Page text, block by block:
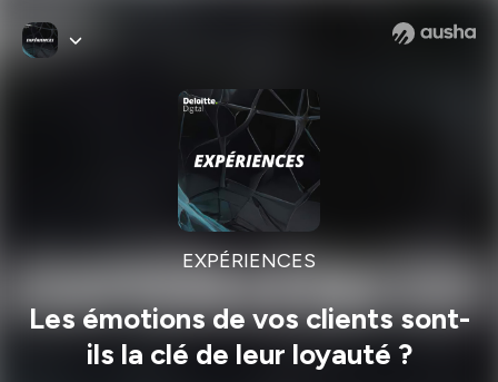
EXPÉRIENCES
Les émotions de vos clients sont-
ils la clé de leur loyauté ?